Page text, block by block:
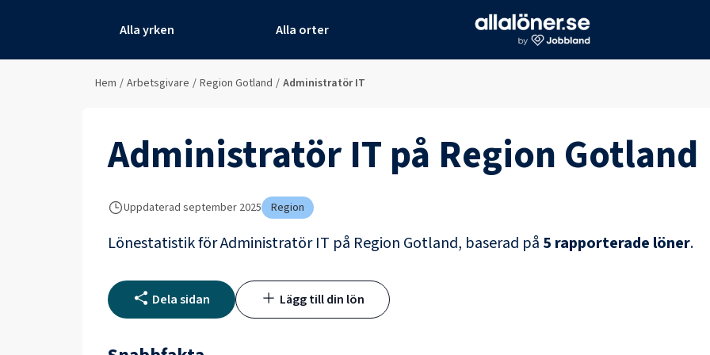
Alla yrken Alla orter
Hem / Arbetsgivare / Region Gotland / Administratör IT
Administratör IT på Region Gotland
Uppdaterad september 2025 Region
Lönestatistik förAdministratör IT på Region Gotland, baserad på 5 rapporterade löner.
Dela sidan Lägg till din lön